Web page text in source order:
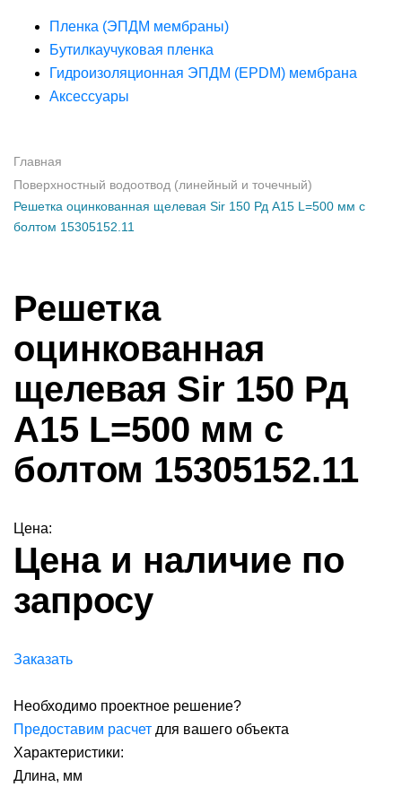
Пленка (ЭПДМ мембраны)
Бутилкаучуковая пленка
Гидроизоляционная ЭПДМ (EPDM) мембрана
Аксессуары
Главная
Поверхностный водоотвод (линейный и точечный)
Решетка оцинкованная щелевая Sir 150 Рд А15 L=500 мм с
болтом 15305152.11
Решетка
оцинкованная
щелевая Sir 150 Рд
А15 L=500 мм с
болтом 15305152.11
Цена:
Цена и наличие по
запросу
Заказать
Необходимо проектное решение?
Предоставим расчет для вашего объекта
Характеристики:
Длина, мм